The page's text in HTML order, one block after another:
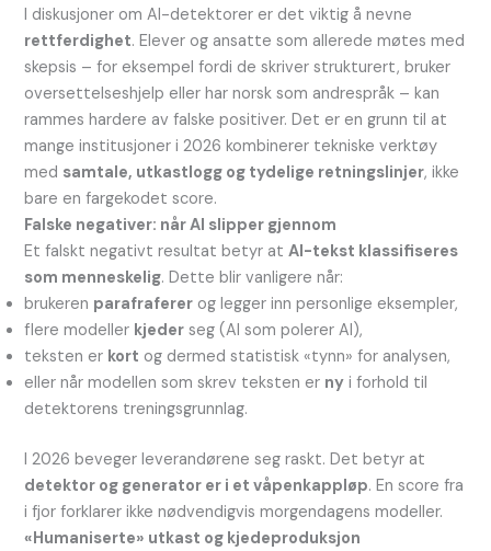
I diskusjoner om AI-detektorer er det viktig å nevne
rettferdighet. Elever og ansatte som allerede møtes med
skepsis – for eksempel fordi de skriver strukturert, bruker
oversettelseshjelp eller har norsk som andrespråk – kan
rammes hardere av falske positiver. Det er en grunn til at
mange institusjoner i 2026 kombinerer tekniske verktøy
med samtale, utkastlogg og tydelige retningslinjer, ikke
bare en fargekodet score.
Falske negativer: når AI slipper gjennom
Et falskt negativt resultat betyr atAI-tekst klassifiseres
som menneskelig. Dette blir vanligere når:
brukeren parafraferer og legger inn personlige eksempler,
flere modeller kjeder seg (AI som polerer AI),
teksten er kort og dermed statistisk «tynn» for analysen,
eller når modellen som skrev teksten er ny i forhold til
detektorens treningsgrunnlag.
I 2026 beveger leverandørene seg raskt. Det betyr at
detektor og generator er i et våpenkappløp. En score fra
i fjor forklarer ikke nødvendigvis morgendagens modeller.
«Humaniserte» utkast og kjedeproduksjon